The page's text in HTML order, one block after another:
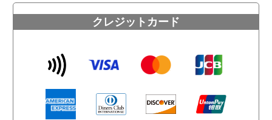
クレジットカード